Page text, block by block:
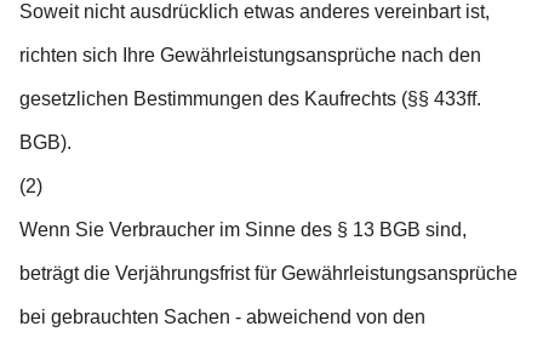
Soweit nicht ausdrücklich etwas anderes vereinbart ist,
richten sich Ihre Gewährleistungsansprüche nach den
gesetzlichen Bestimmungen des Kaufrechts (§§ 433ff.
BGB).
(2)
Wenn Sie Verbraucher im Sinne des § 13 BGB sind,
beträgt die Verjährungsfrist für Gewährleistungsansprüche
bei gebrauchten Sachen - abweichend von den